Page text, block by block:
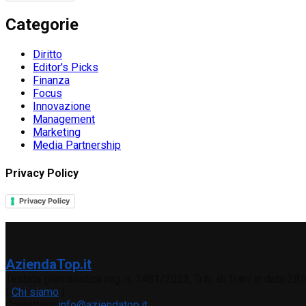
Categorie
Diritto
Editor's Picks
Finanza
Focus
Innovazione
Management
Marketing
Media Partnership
Privacy Policy
Privacy Policy
AziendaTop.it
Chi siamo